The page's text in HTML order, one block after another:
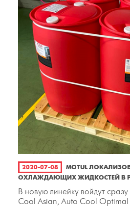
2020-07-08
MOTUL
ОХЛАЖДАЮЩИХ ЖИДКОСТЕЙ В
В новую линейку войдут
Cool Asian, Auto Cool